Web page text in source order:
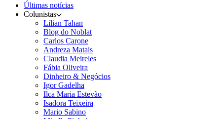
Últimas notícias
Colunistas
Lilian Tahan
Blog do Noblat
Carlos Carone
Andreza Matais
Claudia Meireles
Fábia Oliveira
Dinheiro & Negócios
Igor Gadelha
Ilca Maria Estevão
Isadora Teixeira
Mario Sabino